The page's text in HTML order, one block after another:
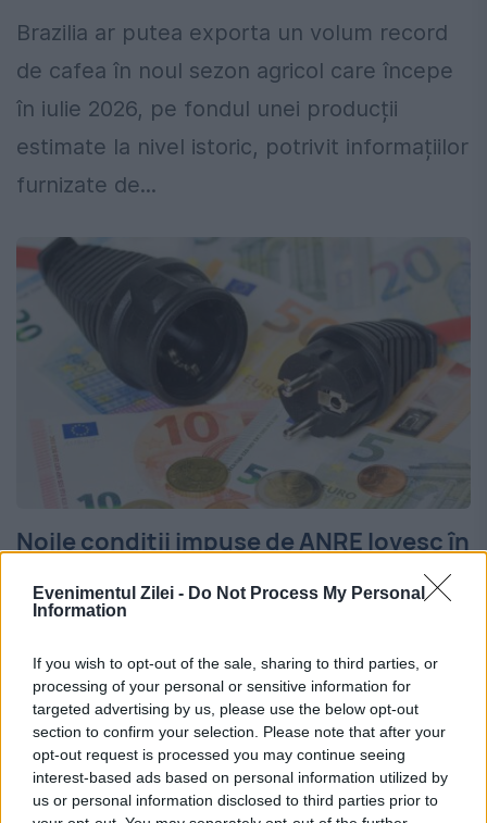
Evenimentul Zilei - Do Not Process My Personal
Information
If you wish to opt-out of the sale, sharing to third parties, or
processing of your personal or sensitive information for
targeted advertising by us, please use the below opt-out
section to confirm your selection. Please note that after your
opt-out request is processed you may continue seeing
interest-based ads based on personal information utilized by
us or personal information disclosed to third parties prior to
Brazilia ar putea exporta un volum record
de cafea în noul sezon agricol care începe
în iulie 2026, pe fondul unei producții
estimate la nivel istoric, potrivit informațiilor
furnizate de...
Noile condiții impuse de ANRE lovesc în
23 MAI 2026
Noile reglementări adoptate de ANRE,
menite să limiteze proiectele speculative
din sectorul energetic, schimbă regulile de
funcționare din piață. Măsurile vizează în
special modul în care sunt inițiate și